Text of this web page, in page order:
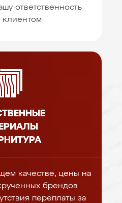
ответственность
клиентом
качестве, цены на
брендов
переплаты за